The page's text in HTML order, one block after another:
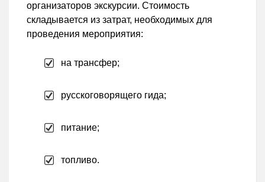
организаторов экскурсии. Стоимость
складывается из затрат, необходимых для
проведения мероприятия:
на трансфер;
русскоговорящего гида;
питание;
топливо.